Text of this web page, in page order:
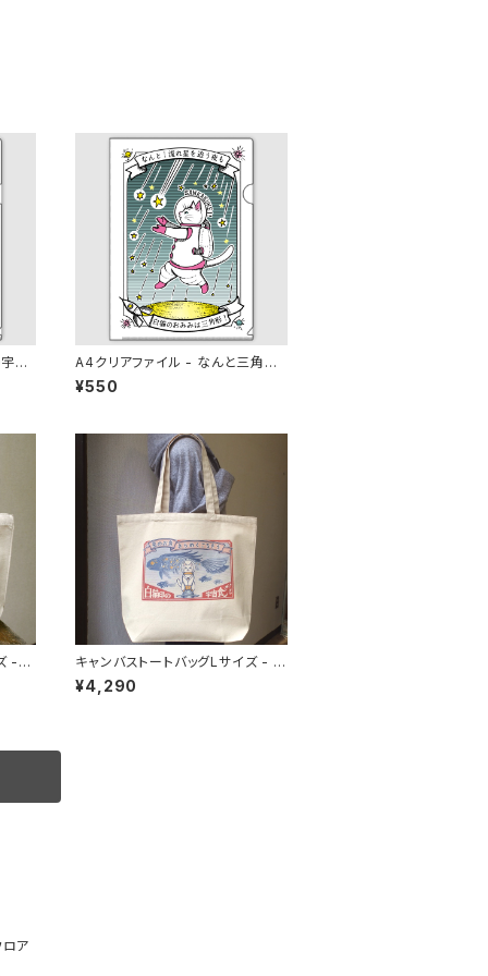
宙
A4クリアファイル - なんと三角
流星雨
¥550
-
キャンバストートバッグLサイズ - 白
猫印の宇宙食 おさかな味
¥4,290
ア